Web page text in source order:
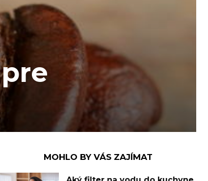
MOHLO BY VÁS ZAJÍMAT